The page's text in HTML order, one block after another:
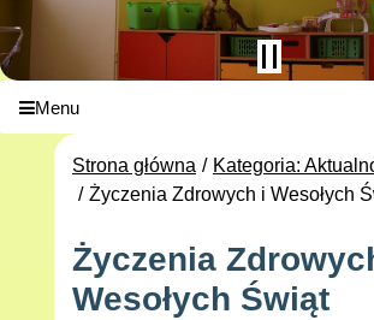
Menu
Strona główna
Kategoria:
Życzenia Zdrowych i Wesołych
Życzenia
Wesołych Świąt